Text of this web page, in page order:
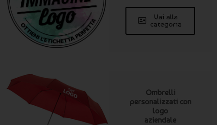
Vai alla
categoria
Ombrelli
personalizzati con
logo
aziendale